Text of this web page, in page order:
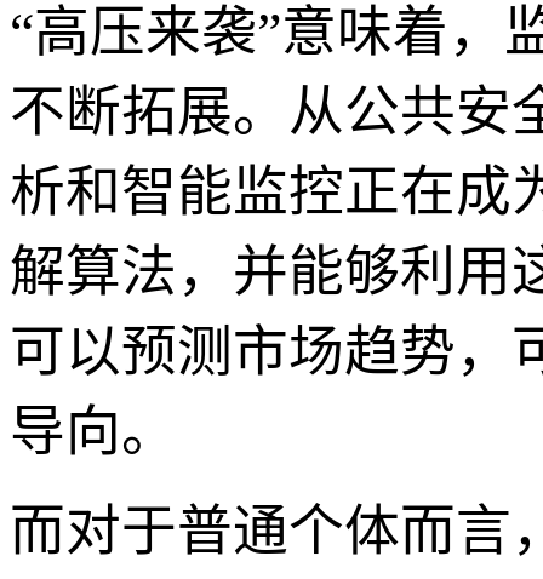
“高压来袭”意味着，
不断拓展。从公共安
析和智能监控正在成
解算法，并能够利用
可以预测市场趋势，
导向。
而对于普通个体而言